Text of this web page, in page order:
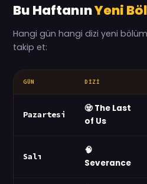
Bu HaftanınYeni
Hangi gün hangi dizi yeni
takip et:
GÜN DIZI
Pazartesi
🧟 The Last
of Us
Salı
🧠
Severance